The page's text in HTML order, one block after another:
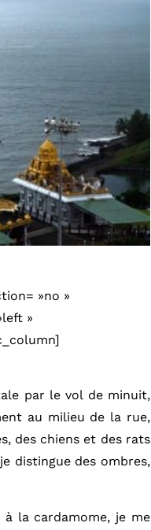
»no »
»
par le vol de minuit,
au milieu de la rue,
des chiens et des rats
distingue des ombres,
la cardamome, je me